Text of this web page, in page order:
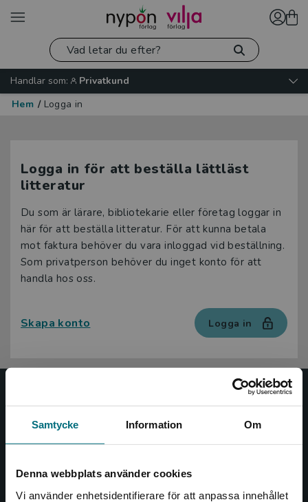
Samtycke Information Om
Denna webbplats använder cookies
Vi använder enhetsidentifierare för att anpassa innehållet
Handlar som:
Privatkund
Hem / Logga in
Logga in för att beställa lättläst
litteratur
Du som är lärare, bibliotekarie eller företag loggar in
här för att beställa litteratur. För att kunna betala
mot faktura behöver du vara inloggad vid beställning.
Som privatperson behöver du inget konto för att
handla hos oss.
Skapa konto Logga in
Nypon och Vilja
Nypon och Vilja förlag ger ut böcker som väcker läslust
såväl barn som vuxna.
Nypon och Vilja förlag är en del av Studentlitteratur.